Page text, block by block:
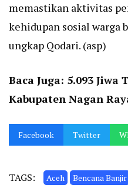
memastikan aktivitas
kehidupan sosial warga
ungkap Qodari. (asp)
Baca Juga: 5.093 Jiwa
Kabupaten Nagan
Facebook Twitter
TAGS: Aceh Bencana Banjir